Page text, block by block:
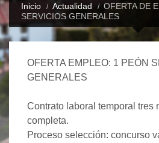
Inicio Actualidad
OFERTA DE
SERVICIOS GENERALES
OFERTA EMPLEO: 1 PEÓN
GENERALES
Contrato laboral temporal tres
completa.
Proceso selección: concurso